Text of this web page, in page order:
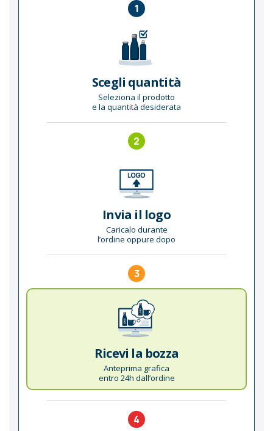
1
Scegli quantità
Seleziona il prodotto
e la quantità desiderata
2
Invia il logo
Caricalo durante
l’ordine oppure dopo
3
Ricevi la bozza
Anteprima grafica
entro 24h dall’ordine
4